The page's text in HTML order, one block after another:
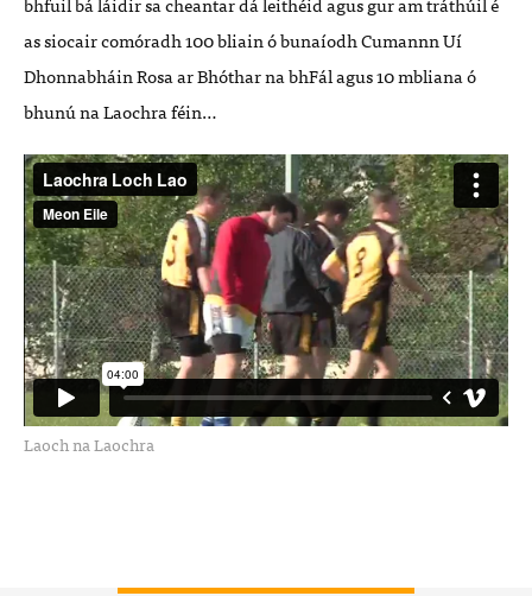
as siocair comóradh 100 bliain ó bunaíodh Cumannn Uí
Dhonnabháin Rosa ar Bhóthar na bhFál agus 10 mbliana ó
bhunú na Laochra féin…
Laoch na Laochra